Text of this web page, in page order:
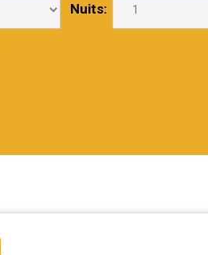
Nuits: